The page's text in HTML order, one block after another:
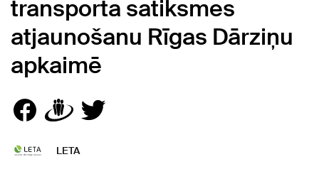
transporta satiksmes
atjaunošanu Rīgas Dārziņu
apkaimē
LETA